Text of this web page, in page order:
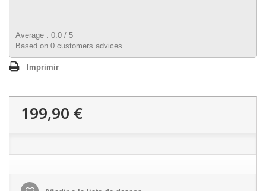
Average : 0.0 / 5
Based on 0 customers advices.
Imprimir
199,90 €